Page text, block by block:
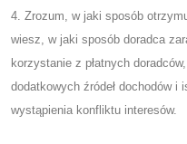
4. Zrozum, w jaki sposób
wiesz, w jaki sposób doradca
korzystanie z płatnych
dodatkowych źródeł dochodów i
wystąpienia konfliktu interesów.